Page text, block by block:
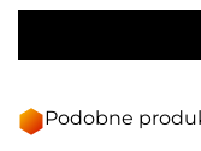
Podobne